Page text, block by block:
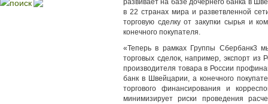
поиск
развивает на базе дочернего банка в
в 22 странах мира и разветвленной
торговую сделку от закупки сырья и
конечного покупателя.
«Теперь в рамках Группы Сбербанк3
торговых сделок, например, экспорт
производителя товара в России
банк в Швейцарии, а конечного
торгового финансирования и
минимизирует риски проведения